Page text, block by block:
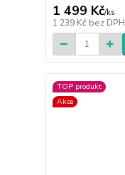
1 499 Kč/ks
1 239 Kč bez DPH
TOP produkt
Akce